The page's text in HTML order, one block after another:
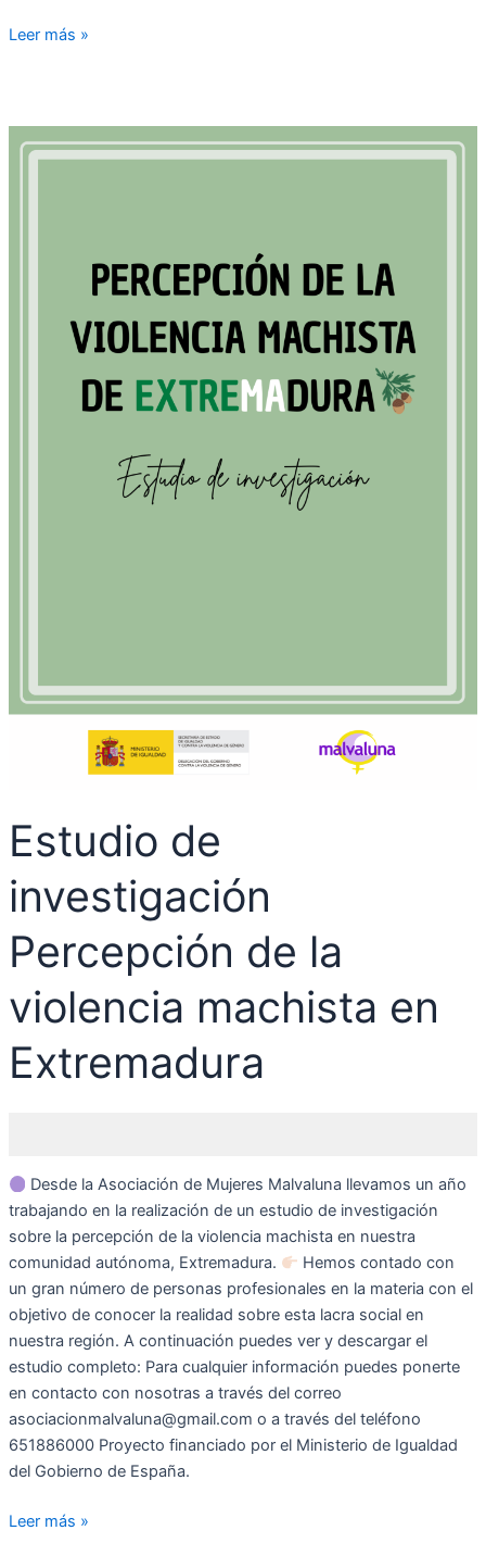
Leer más »
Estudio de
investigación
Percepción de la
violencia machista en
Extremadura
Desde la Asociación de Mujeres Malvaluna llevamos un año
trabajando en la realización de un estudio de investigación
sobre la percepción de la violencia machista en nuestra
comunidad autónoma, Extremadura.
Hemos contado con
un gran número de personas profesionales en la materia con el
objetivo de conocer la realidad sobre esta lacra social en
nuestra región. A continuación puedes ver y descargar el
estudio completo: Para cualquier información puedes ponerte
en contacto con nosotras a través del correo
asociacionmalvaluna@gmail.com o a través del teléfono
651886000 Proyecto financiado por el Ministerio de Igualdad
del Gobierno de España.
Estudio
machista
Leer más »